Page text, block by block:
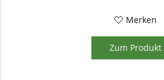
Merken
Zum Produkt